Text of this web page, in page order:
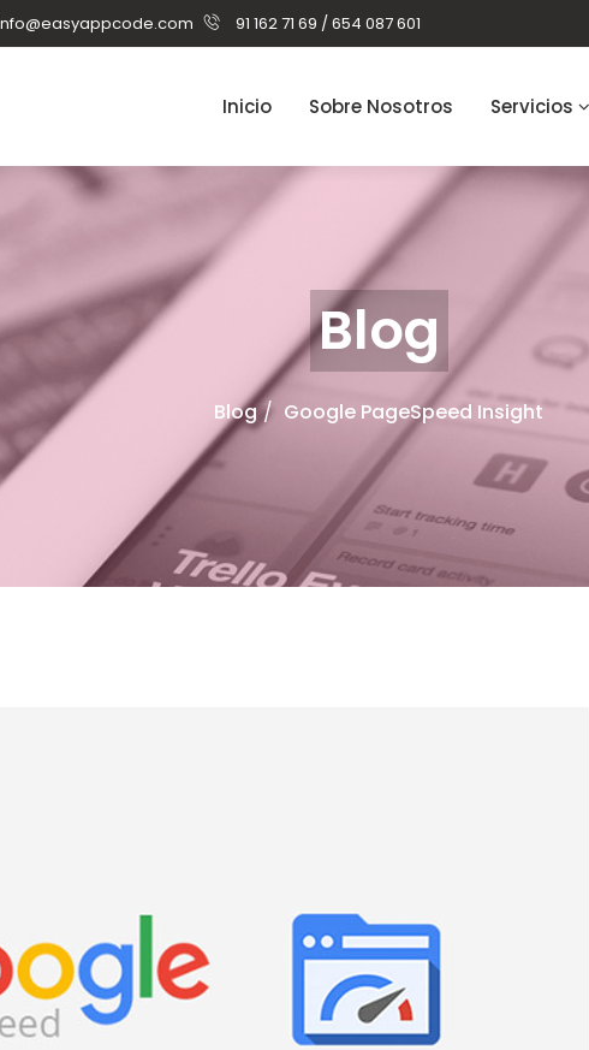
91 162 71 69 / 654 087 601
Inicio Sobre Nosotros Servicios
Blog
Blog Google PageSpeed Insight